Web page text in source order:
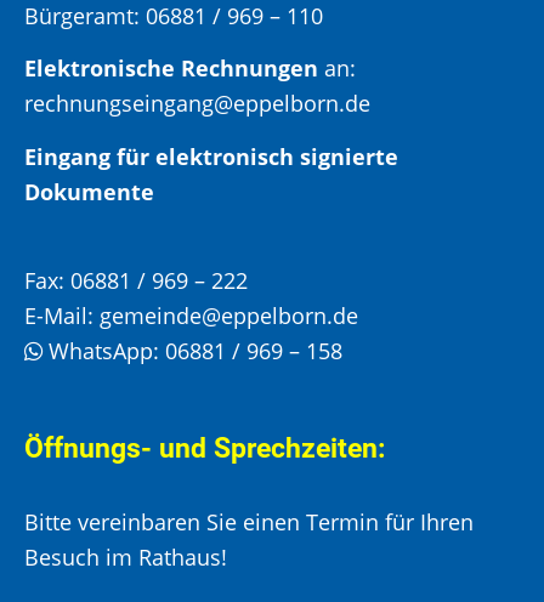
Bürgeramt: 06881 / 969 – 110
Elektronische Rechnungen an:
rechnungseingang@eppelborn.de
Eingang für elektronisch signierte
Dokumente
Fax: 06881 / 969 – 222
E-Mail: gemeinde@eppelborn.de
WhatsApp: 06881 / 969 – 158
Öffnungs- und Sprechzeiten:
Bitte vereinbaren Sie einen Termin für Ihren
Besuch im Rathaus!